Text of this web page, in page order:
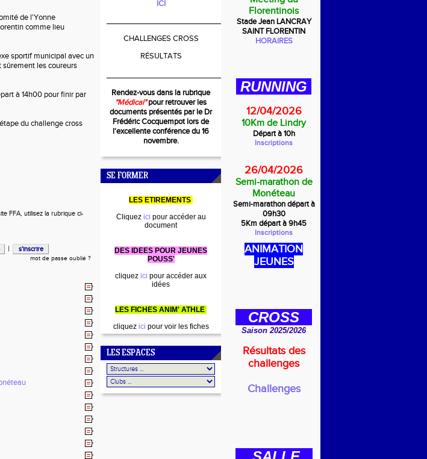
de l'Yonne
comme lieu
sportif municipal avec un
sûrement les coureurs
à 14h00 pour finir par
du challenge cross
FFA, utilisez la rubrique ci-
|
mot de passe oublié ?
ICI
CHALLENGES CROSS
RÉSULTATS
Rendez-vous dans la rubrique
"Médical"pour retrouver les
documents présentés par le Dr
Frédéric Cocquempot lors de
l'excellente conférence du 16
novembre.
SE FORMER
LES ETIREMENTS
Cliquez ici pour accéder au
document
DES IDEES POUR JEUNES
POUSS'
cliquez ici pour accéder aux
idées
LES FICHES ANIM' ATHLE
cliquez ici pour voir les fiches
LES ESPACES
Florentinois
Stade Jean LANCRAY
SAINT FLORENTIN
HORAIRES
RUNNING
12/04/2026
10Km de Lindry
Départ à 10h
Inscriptions
26/04/2026
Semi-marathon de
Monéteau
Semi-marathon départ à
09h30
5Km départ à 9h45
Inscriptions
ANIMATION
JEUNES
CROSS
Saison 2025/2026
Résultats des
challenges
Challenges